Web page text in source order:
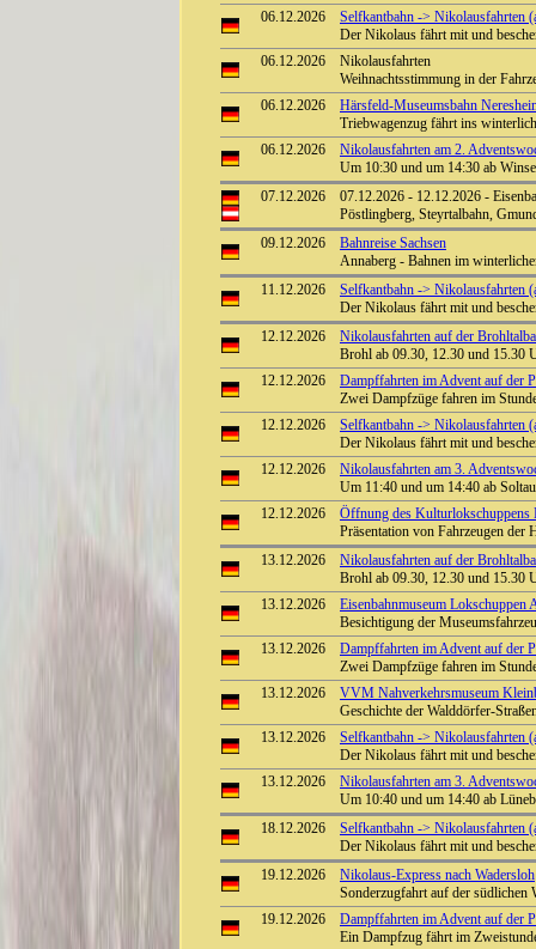
06.12.2026
Selfkantbahn -> Nikolausfahrten
Der Nikolaus fährt mit und
06.12.2026
Nikolausfahrten
Weihnachtsstimmung in der
06.12.2026
Härsfeld-Museumsbahn
Triebwagenzug fährt ins
06.12.2026
Nikolausfahrten am 2.
Um 10:30 und um 14:30 ab
07.12.2026
07.12.2026 - 12.12.2026 -
Pöstlingberg, Steyrtalbahn,
09.12.2026
Bahnreise Sachsen
Annaberg - Bahnen im
11.12.2026
Selfkantbahn -> Nikolausfahrten
Der Nikolaus fährt mit und
12.12.2026
Nikolausfahrten auf der
Brohl ab 09.30, 12.30 und 15.30
12.12.2026
Dampffahrten im Advent auf der
Zwei Dampfzüge fahren im
12.12.2026
Selfkantbahn -> Nikolausfahrten
Der Nikolaus fährt mit und
12.12.2026
Nikolausfahrten am 3.
Um 11:40 und um 14:40 ab
12.12.2026
Öffnung des Kulturlokschuppens
Präsentation von Fahrzeugen der
13.12.2026
Nikolausfahrten auf der
Brohl ab 09.30, 12.30 und 15.30
13.12.2026
Eisenbahnmuseum
Besichtigung der
13.12.2026
Dampffahrten im Advent auf der
Zwei Dampfzüge fahren im
13.12.2026
VVM Nahverkehrsmuseum
Geschichte der Walddörfer-
13.12.2026
Selfkantbahn -> Nikolausfahrten
Der Nikolaus fährt mit und
13.12.2026
Nikolausfahrten am 3.
Um 10:40 und um 14:40 ab
18.12.2026
Selfkantbahn -> Nikolausfahrten
Der Nikolaus fährt mit und
19.12.2026
Nikolaus-Express nach Wadersloh
Sonderzugfahrt auf der
19.12.2026
Dampffahrten im Advent auf der
Ein Dampfzug fährt im